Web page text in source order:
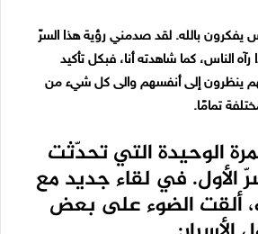
يفكرون بالله. لقد صدمني رؤية هذا السرّ
الناس، كما شاهدته أنا، فبكل تأكيد
ينظرون إلى أنفسهم والى كل شيء من
تمامًا.
الوحيدة التي تحدّثت
الأول. في لقاء جديد مع
ألقت الضوء على بعض